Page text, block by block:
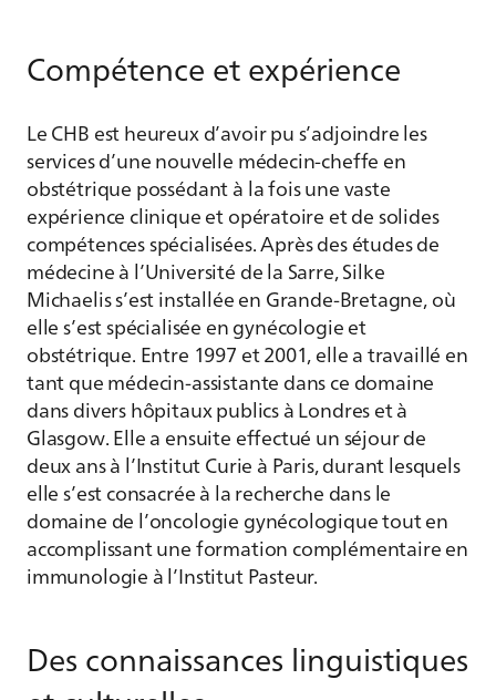
Compétence et expérience
Le CHB est heureux d’avoir pu s’adjoindre les
services d’une nouvelle médecin-cheffe en
obstétrique possédant à la fois une vaste
expérience clinique et opératoire et de solides
compétences spécialisées. Après des études de
médecine à l’Université de la Sarre, Silke
Michaelis s’est installée en Grande-Bretagne, où
elle s’est spécialisée en gynécologie et
obstétrique. Entre 1997 et 2001, elle a travaillé en
tant que médecin-assistante dans ce domaine
dans divers hôpitaux publics à Londres et à
Glasgow. Elle a ensuite effectué un séjour de
deux ans à l’Institut Curie à Paris, durant lesquels
elle s’est consacrée à la recherche dans le
domaine de l’oncologie gynécologique tout en
accomplissant une formation complémentaire en
immunologie à l’Institut Pasteur.
Des connaissances linguistiques